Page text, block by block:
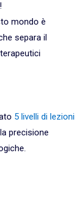
mondo è
separa il
5 livelli di lezioni
precisione